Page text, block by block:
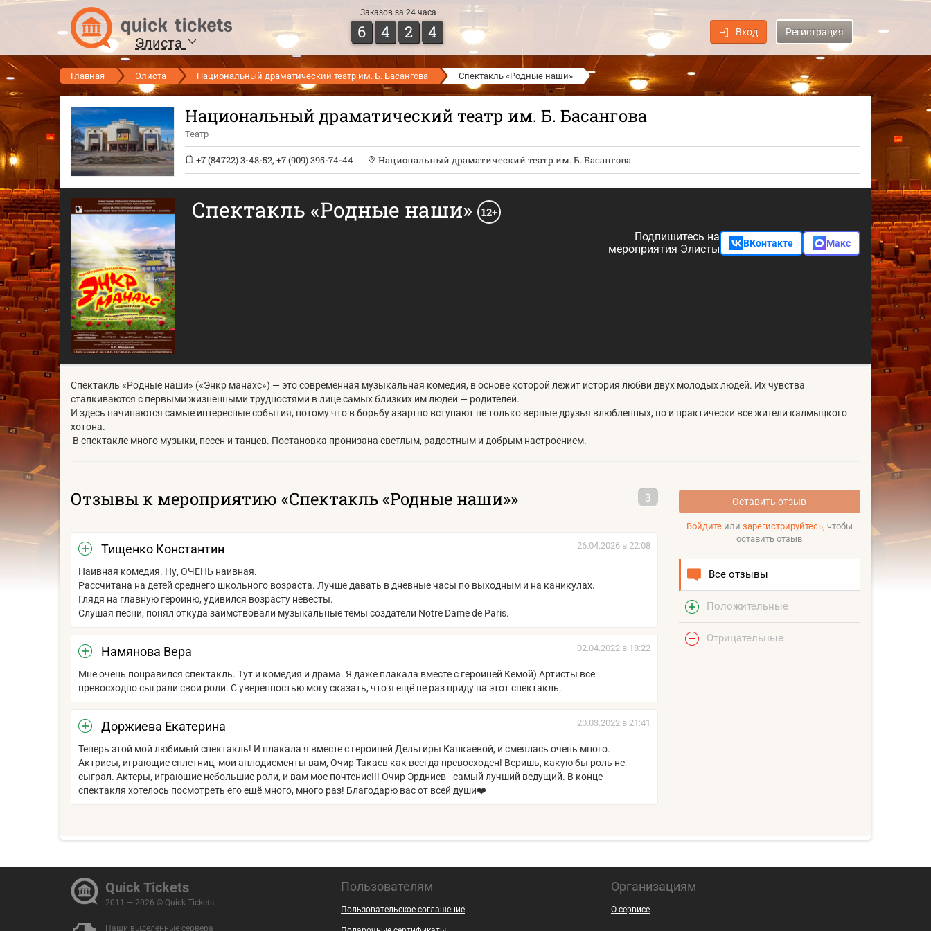
Элиста
Заказов за 24 часа
6 4 2 4 Вход Регистрация
Главная Элиста Национальный драматический театр им. Б. Басангова Спектакль «Родные наши»
Национальный драматический театр им. Б. Басангова
Театр
+7 (84722) 3-48-52, +7 (909) 395-74-44 Национальный драматический театр им. Б. Басангова
Спектакль «Родные наши» 12+
Подпишитесь на
мероприятия Элисты
ВКонтакте Макс
Спектакль «Родные наши» («Энкр манахс») — это современная музыкальная комедия, в основе которой лежит история любви двух молодых людей. Их чувства
сталкиваются с первыми жизненными трудностями в лице самых близких им людей — родителей.
И здесь начинаются самые интересные события, потому что в борьбу азартно вступают не только верные друзья влюбленных, но и практически все жители калмыцкого
хотона.
В спектакле много музыки, песен и танцев. Постановка пронизана светлым, радостным и добрым настроением.
3
Отзывы к мероприятию «Спектакль «Родные наши»»
Тищенко Константин 26.04.2026 в 22:08
Наивная комедия. Ну, ОЧЕНЬ наивная.
Рассчитана на детей среднего школьного возраста. Лучше давать в дневные часы по выходным и на каникулах.
Глядя на главную героиню, удивился возрасту невесты.
Слушая песни, понял откуда заимствовали музыкальные темы создатели Notre Dame de Paris.
Намянова Вера 02.04.2022 в 18:22
Мне очень понравился спектакль. Тут и комедия и драма. Я даже плакала вместе с героиней Кемой) Артисты все
превосходно сыграли свои роли. С уверенностью могу сказать, что я ещё не раз приду на этот спектакль.
Доржиева Екатерина 20.03.2022 в 21:41
Теперь этой мой любимый спектакль! И плакала я вместе с героиней Дельгиры Канкаевой, и смеялась очень много.
Актрисы, играющие сплетниц, мои аплодисменты вам, Очир Такаев как всегда превосходен! Веришь, какую бы роль не
сыграл. Актеры, играющие небольшие роли, и вам мое почтение!!! Очир Эрдниев - самый лучший ведущий. В конце
спектакля хотелось посмотреть его ещё много, много раз! Благодарю вас от всей души❤️
Оставить отзыв
Войдитеили зарегистрируйтесь, чтобы
оставить отзыв
Все отзывы
Положительные
Отрицательные
Quick Tickets
2011 — 2026 © Quick Tickets
Наши выделенные сервера
Пользователям
Пользовательское соглашение
Организациям
О сервисе